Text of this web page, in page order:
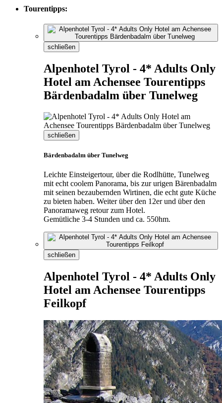
Tourentipps:
schließen
Alpenhotel Tyrol - 4* Adults Only
Hotel am Achensee Tourentipps
Bärdenbadalm über Tunelweg
schließen
Bärdenbadalm über Tunelweg
Leichte Einsteigertour, über die Rodlhütte, Tunelweg
mit echt coolem Panorama, bis zur urigen Bärenbadalm
mit seinen bezaubernden Wirtinen, die echt gute Küche
zu bieten haben. Weiter über den 12er und über den
Panoramaweg retour zum Hotel.
Gemütliche 3-4 Stunden und ca. 550hm.
schließen
Alpenhotel Tyrol - 4* Adults Only
Hotel am Achensee Tourentipps
Feilkopf